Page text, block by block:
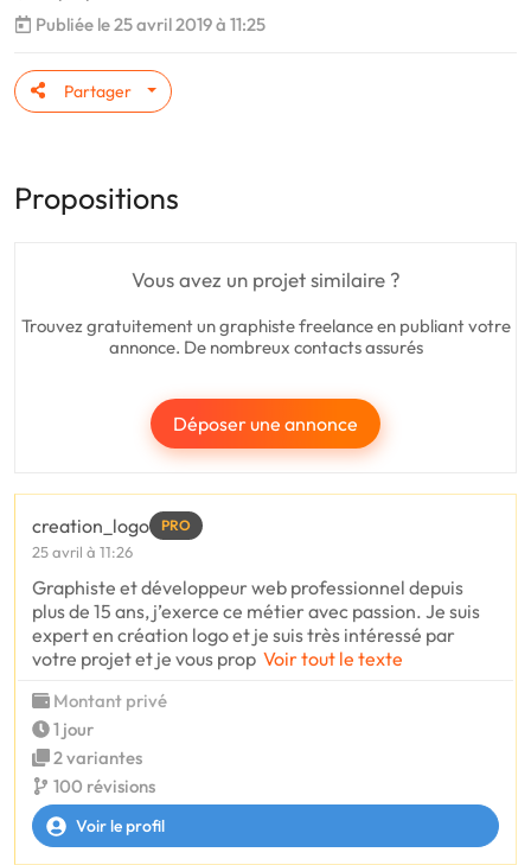
Publiée le 25 avril 2019 à 11:25
Partager
Propositions
Vous avez un projet similaire ?
Trouvez gratuitement un graphiste freelance en publiant votre
annonce. De nombreux contacts assurés
Déposer une annonce
creation_logo PRO
25 avril à 11:26
Graphiste et développeur web professionnel depuis
plus de 15 ans, j’exerce ce métier avec passion. Je suis
expert en création logo et je suis très intéressé par
votre projet et je vous prop Voir tout le texte
Montant privé
1 jour
2 variantes
100 révisions
Voir le profil